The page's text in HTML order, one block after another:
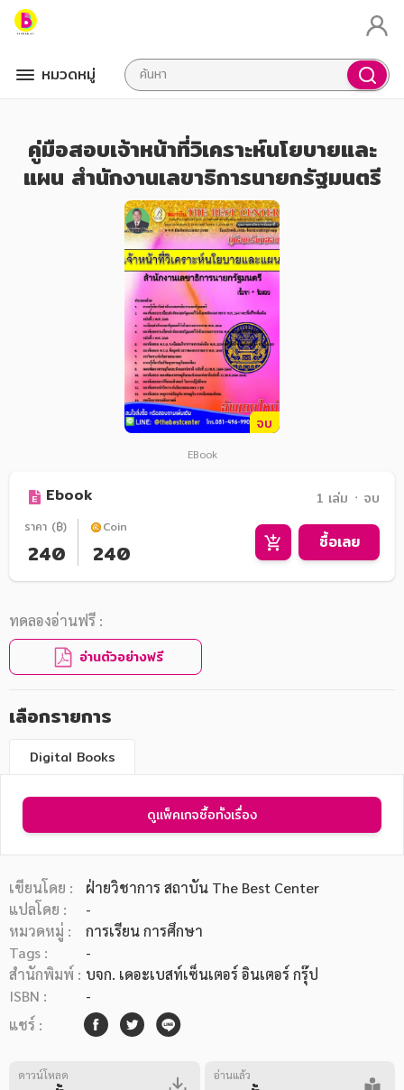
หมวดหมู่
หมวดหมู่หนังสือ
หมวดหมู่ยอดนิยม
หนังสือออกใหม่ หนังสือยอดนิยม หนังสือเช่า
อีบุ๊กอ่านฟรี
คู่มือสอบเจ้าหน้าที่วิเคราะห์นโยบายและ
แผน สำนักงานเลขาธิการนายกรัฐมนตรี
จบ
EBook
Ebook 1 เล่ม ᛫ จบ
ราคา (฿)
240
Coin
240 ซื้อเลย
ทดลองอ่านฟรี :
อ่านตัวอย่างฟรี
เลือกรายการ
Digital Books
ดูแพ็คเกจซื้อทั้งเรื่อง
เขียนโดย :
ฝ่ายวิชาการ สถาบัน The Best Center
แปลโดย :
-
หมวดหมู่ :
การเรียน การศึกษา
Tags :
-
สำนักพิมพ์ : บจก. เดอะเบสท์เซ็นเตอร์ อินเตอร์ กรุ๊ป
ISBN :
-
แชร์ :
ดาวน์โหลด อ่านแล้ว